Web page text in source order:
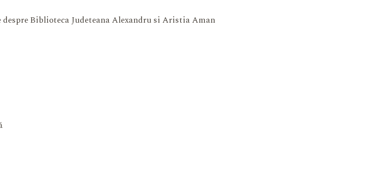
Biblioteca Judeteana Alexandru si Aristia Aman